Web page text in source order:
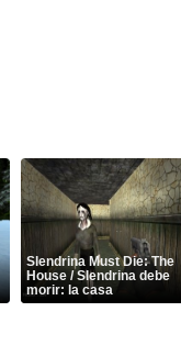
Slendrina Must Die: The
House / Slendrina debe
morir: la casa